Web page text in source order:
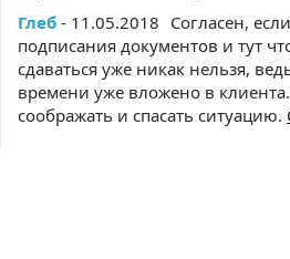
Глеб - 11.05.2018 Согласен,
подписания документов и тут
сдаваться уже никак нельзя,
времени уже вложено в
соображать и спасать ситуацию.